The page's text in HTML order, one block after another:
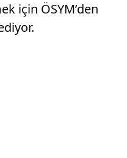
için ÖSYM’den